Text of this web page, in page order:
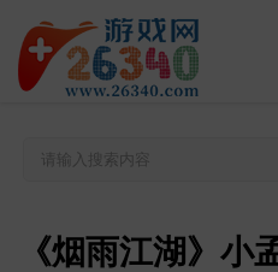
《烟雨江湖》小